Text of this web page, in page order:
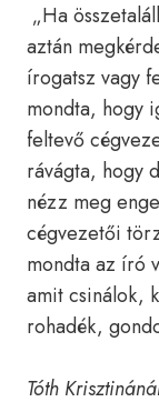
„Ha
aztán
írogatsz vagy
mondta, hogy
feltevő
rávágta, hogy
nézz meg
cégvezetői
mondta az író
amit csinálok,
rohadék,
Tóth